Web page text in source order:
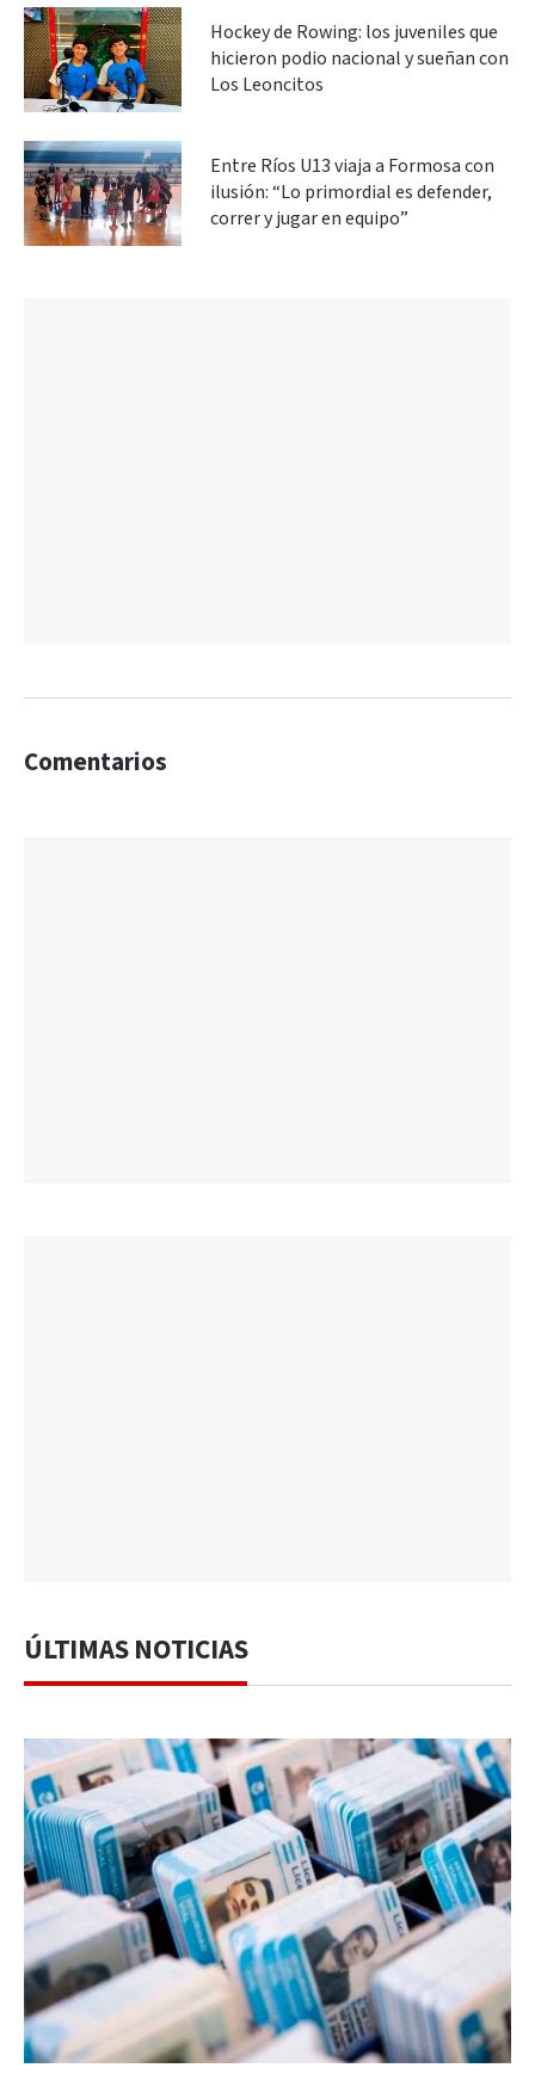
Hockey de Rowing: los juveniles que
hicieron podio nacional y sueñan con
Los Leoncitos
Entre Ríos U13 viaja a Formosa con
ilusión: “Lo primordial es defender,
correr y jugar en equipo”
Comentarios
ÚLTIMAS NOTICIAS